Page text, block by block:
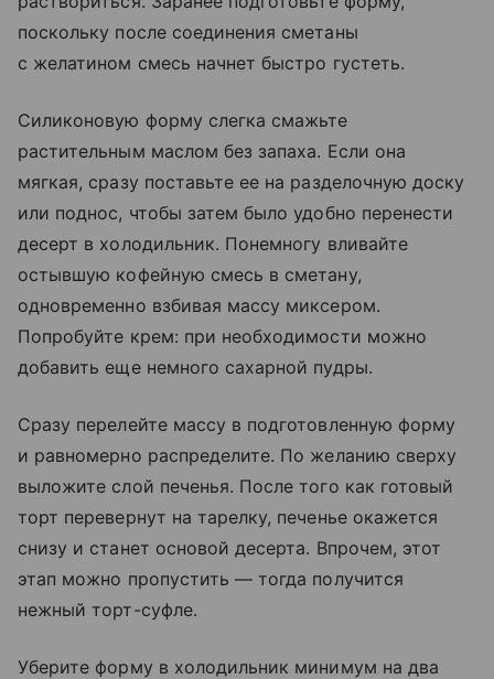
поскольку после соединения сметаны
с желатином смесь начнет быстро густеть.
Силиконовую форму слегка смажьте
растительным маслом без запаха. Если она
мягкая, сразу поставьте ее на разделочную доску
или поднос, чтобы затем было удобно перенести
десерт в холодильник. Понемногу вливайте
остывшую кофейную смесь в сметану,
одновременно взбивая массу миксером.
Попробуйте крем: при необходимости можно
добавить еще немного сахарной пудры.
Сразу перелейте массу в подготовленную форму
и равномерно распределите. По желанию сверху
выложите слой печенья. После того как готовый
торт перевернут на тарелку, печенье окажется
снизу и станет основой десерта. Впрочем, этот
этап можно пропустить — тогда получится
нежный торт-суфле.
Уберите форму в холодильник минимум на два